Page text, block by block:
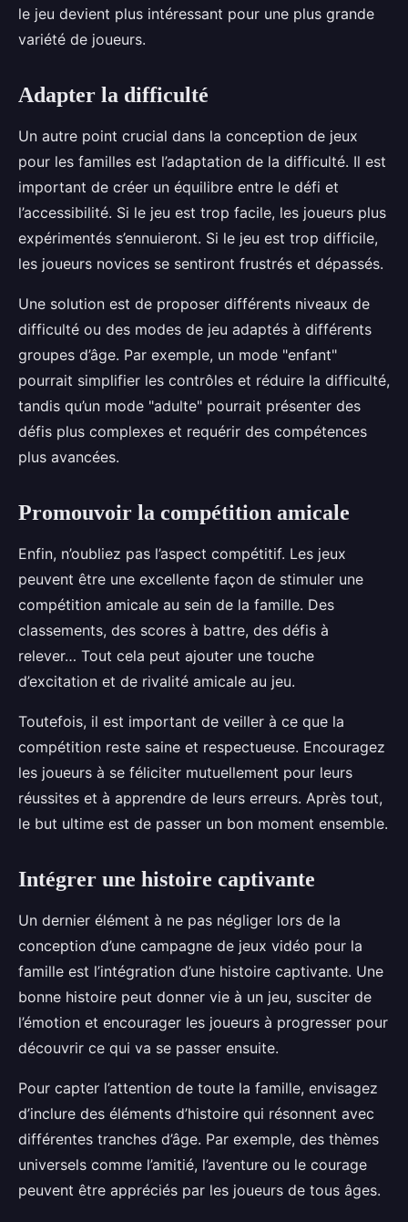
le jeu devient plus intéressant pour une plus grande
variété de joueurs.
Adapter la difficulté
Un autre point crucial dans la conception de jeux
pour les familles est l’adaptation de la difficulté. Il est
important de créer un équilibre entre le défi et
l’accessibilité. Si le jeu est trop facile, les joueurs plus
expérimentés s’ennuieront. Si le jeu est trop difficile,
les joueurs novices se sentiront frustrés et dépassés.
Une solution est de proposer différents niveaux de
difficulté ou des modes de jeu adaptés à différents
groupes d’âge. Par exemple, un mode "enfant"
pourrait simplifier les contrôles et réduire la difficulté,
tandis qu’un mode "adulte" pourrait présenter des
défis plus complexes et requérir des compétences
plus avancées.
Promouvoir la compétition amicale
Enfin, n’oubliez pas l’aspect compétitif. Les jeux
peuvent être une excellente façon de stimuler une
compétition amicale au sein de la famille. Des
classements, des scores à battre, des défis à
relever… Tout cela peut ajouter une touche
d’excitation et de rivalité amicale au jeu.
Toutefois, il est important de veiller à ce que la
compétition reste saine et respectueuse. Encouragez
les joueurs à se féliciter mutuellement pour leurs
réussites et à apprendre de leurs erreurs. Après tout,
le but ultime est de passer un bon moment ensemble.
Intégrer une histoire captivante
Un dernier élément à ne pas négliger lors de la
conception d’une campagne de jeux vidéo pour la
famille est l’intégration d’une histoire captivante. Une
bonne histoire peut donner vie à un jeu, susciter de
l’émotion et encourager les joueurs à progresser pour
découvrir ce qui va se passer ensuite.
Pour capter l’attention de toute la famille, envisagez
d’inclure des éléments d’histoire qui résonnent avec
différentes tranches d’âge. Par exemple, des thèmes
universels comme l’amitié, l’aventure ou le courage
peuvent être appréciés par les joueurs de tous âges.